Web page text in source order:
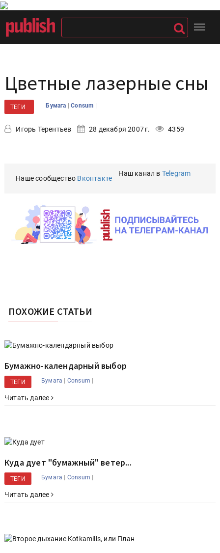
Цветные лазерные сны
ТЕГИ Бумага |Consum |
Игорь Терентьев 28 декабря 2007 г. 4359
Наше сообщество Вконтакте
Наш канал в Telegram
ПОХОЖИЕ СТАТЬИ
Бумажно-календарный выбор
ТЕГИ Бумага | Consum |
Читать далее
Куда дует "бумажный" ветер...
ТЕГИ Бумага | Consum |
Читать далее